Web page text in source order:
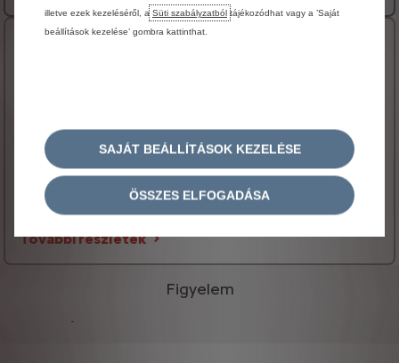
Berlingo MAX XL
Kétzónás automata klímaberendezés
Tolatókamera (Visiopark 180)
Digitális műszeregység színes kijelzővel
ELEKTROMOS VÁLTOZATBAN IS ELÉRHETŐ
Magánügyfél ár 10 507 010 Ft bruttó
További részletek
Figyelem
-
illetve ezek kezeléséről, a Süti szabályzatból tájékozódhat vagy a ’Saját
beállítások kezelése’ gombra kattinthat.
SAJÁT BEÁLLÍTÁSOK KEZELÉSE
ÖSSZES ELFOGADÁSA